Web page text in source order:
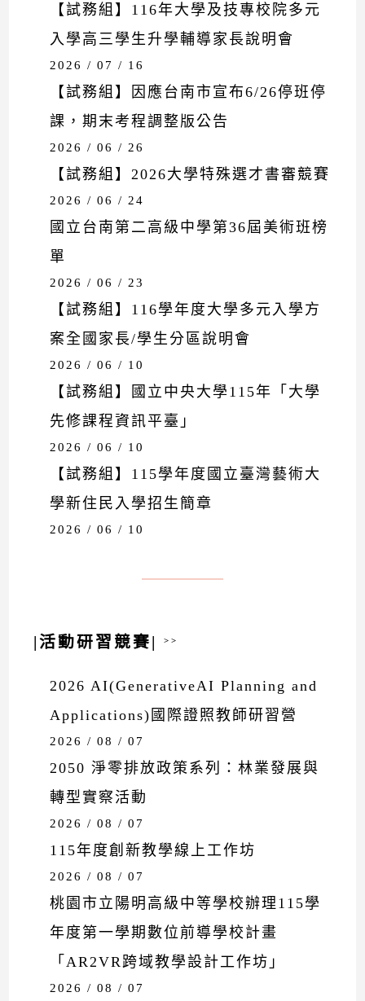
【試務組】116年大學及技專校院多元
入學高三學生升學輔導家長說明會
2026 / 07 / 16
【試務組】因應台南市宣布6/26停班停
課，期末考程調整版公告
2026 / 06 / 26
【試務組】2026大學特殊選才書審競賽
2026 / 06 / 24
國立台南第二高級中學第36屆美術班榜
單
2026 / 06 / 23
【試務組】116學年度大學多元入學方
案全國家長/學生分區說明會
2026 / 06 / 10
【試務組】國立中央大學115年「大學
先修課程資訊平臺」
2026 / 06 / 10
【試務組】115學年度國立臺灣藝術大
學新住民入學招生簡章
2026 / 06 / 10
|活動研習競賽|>>
2026 AI(GenerativeAI Planning and
Applications)國際證照教師研習營
2026 / 08 / 07
2050 淨零排放政策系列：林業發展與
轉型實察活動
2026 / 08 / 07
115年度創新教學線上工作坊
2026 / 08 / 07
桃園市立陽明高級中等學校辦理115學
年度第一學期數位前導學校計畫
「AR2VR跨域教學設計工作坊」
2026 / 08 / 07